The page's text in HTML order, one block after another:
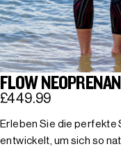
FLOW
£449.99
Erleben Sie die perfekte
entwickelt, um sich so